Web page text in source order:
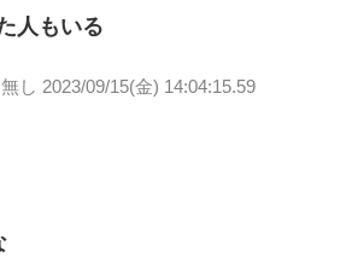
人もいる
し 2023/09/15(金) 14:04:15.59